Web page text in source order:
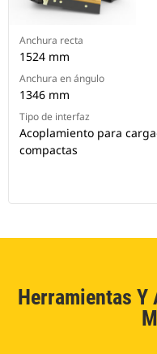
Anchura recta
1524 mm
Anchura en ángulo
1346 mm
Tipo de interfaz
Acoplamiento para
compactas
Herramientas Y